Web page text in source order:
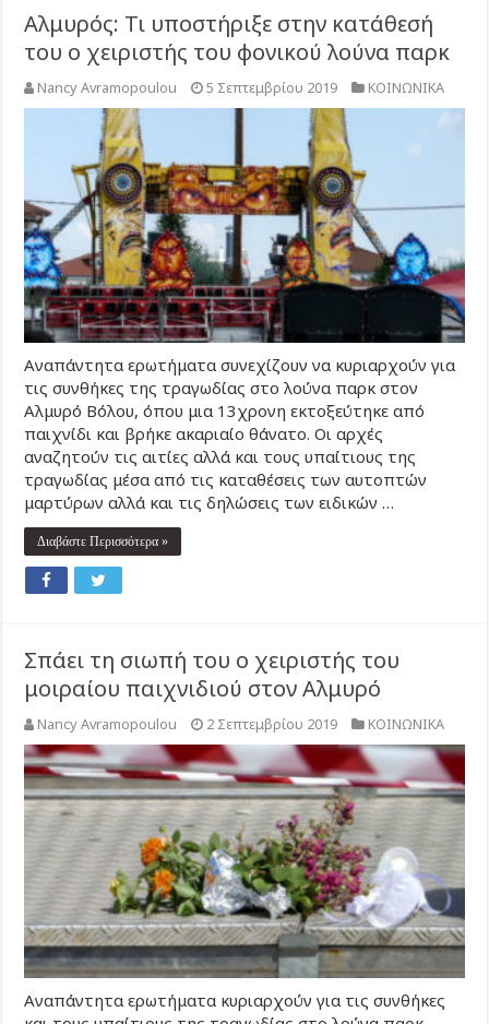
Αλμυρός: Τι υποστήριξε στην κατάθεσή
του ο χειριστής του φονικού λούνα παρκ
Nancy Avramopoulou 5 Σεπτεμβρίου 2019 ΚΟΙΝΩΝΙΚΑ
Αναπάντητα ερωτήματα συνεχίζουν να κυριαρχούν για
τις συνθήκες της τραγωδίας στο λούνα παρκ στον
Αλμυρό Βόλου, όπου μια 13χρονη εκτοξεύτηκε από
παιχνίδι και βρήκε ακαριαίο θάνατο. Οι αρχές
αναζητούν τις αιτίες αλλά και τους υπαίτιους της
τραγωδίας μέσα από τις καταθέσεις των αυτοπτών
μαρτύρων αλλά και τις δηλώσεις των ειδικών …
Διαβάστε Περισσότερα »
Σπάει τη σιωπή του ο χειριστής του
μοιραίου παιχνιδιού στον Αλμυρό
Nancy Avramopoulou 2 Σεπτεμβρίου 2019 ΚΟΙΝΩΝΙΚΑ
Αναπάντητα ερωτήματα κυριαρχούν για τις συνθήκες